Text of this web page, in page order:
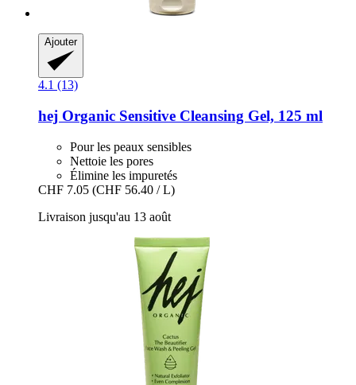
Ajouter
4.1 (13)
hej Organic Sensitive Cleansing Gel, 125 ml
Pour les peaux sensibles
Nettoie les pores
Élimine les impuretés
CHF 7.05 (CHF 56.40 / L)
Livraison jusqu'au 13 août